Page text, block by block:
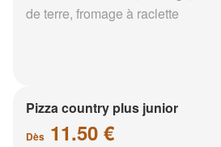
de terre, fromage à raclette
Pizza country plus junior
Dès 11.50 €